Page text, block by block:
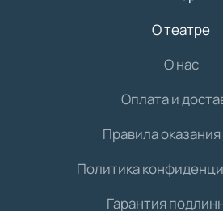
О театре
О нас
Оплата и
Правила оказания
Политика
Гарантия